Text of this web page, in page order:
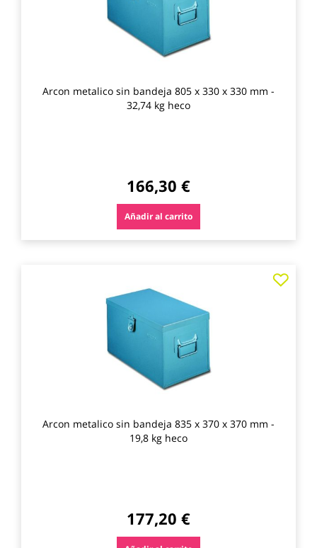
Arcon metalico sin bandeja 805 x 330 x 330 mm -
32,74 kg heco
166,30 €
Añadir al carrito
Arcon metalico sin bandeja 835 x 370 x 370 mm -
19,8 kg heco
177,20 €